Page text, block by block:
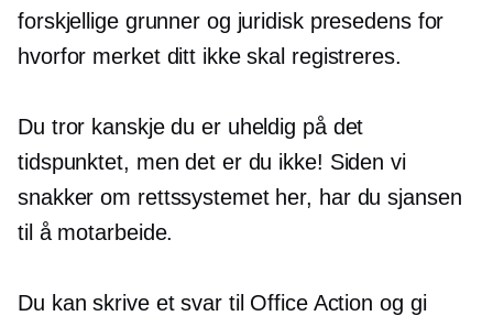
forskjellige grunner og juridisk presedens for
hvorfor merket ditt ikke skal registreres.
Du tror kanskje du er uheldig på det
tidspunktet, men det er du ikke! Siden vi
snakker om rettssystemet her, har du sjansen
til å motarbeide.
Du kan skrive et svar til Office Action og gi